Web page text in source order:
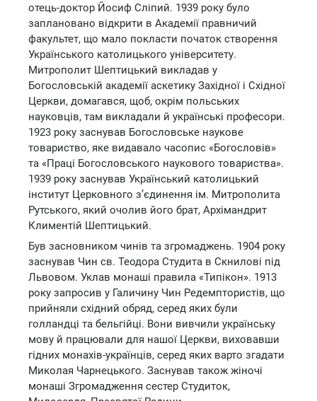
отець-доктор Йосиф Сліпий. 1939 року було
заплановано відкрити в Академії правничий
факультет, що мало покласти початок створення
Українського католицького університету.
Митрополит Шептицький викладав у
Богословській академії аскетику Західної і Східної
Церкви, домагався, щоб, окрім польських
науковців, там викладали й українські професори.
1923 року заснував Богословське наукове
товариство, яке видавало часопис «Богословів»
та «Праці Богословського наукового товариства».
1939 року заснував Український католицький
інститут Церковного з’єдинення ім. Митрополита
Рутського, який очолив його брат, Архімандрит
Климентій Шептицький.
Був засновником чинів та згромаджень. 1904 року
заснував Чин св. Теодора Студита в Скнилові під
Львовом. Уклав монаші правила «Типікон». 1913
року запросив у Галичину Чин Редемптористів, що
прийняли східний обряд, серед яких були
голландці та бельгійці. Вони вивчили українську
мову й працювали для нашої Церкви, виховавши
гідних монахів-українців, серед яких варто згадати
Миколая Чарнецького. Заснував також жіночі
монаші Згромадження сестер Студиток,